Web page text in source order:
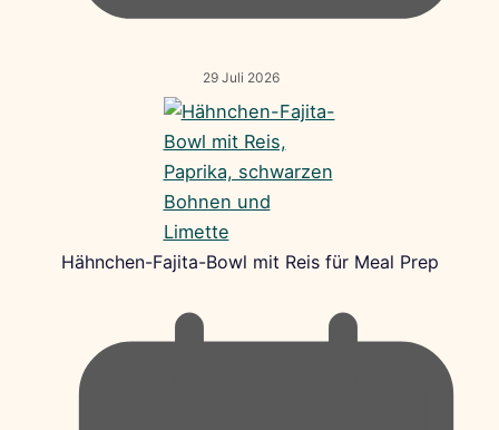
29 Juli 2026
Hähnchen-Fajita-Bowl mit Reis für Meal Prep